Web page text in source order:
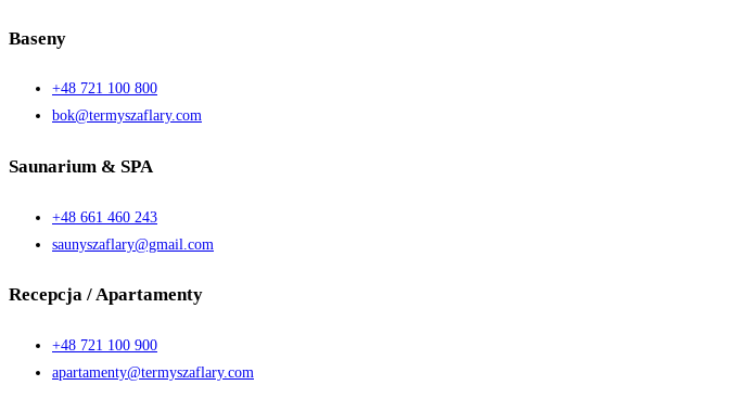
Baseny
+48 721 100 800
bok@termyszaflary.com
Saunarium & SPA
+48 661 460 243
saunyszaflary@gmail.com
Recepcja / Apartamenty
+48 721 100 900
apartamenty@termyszaflary.com